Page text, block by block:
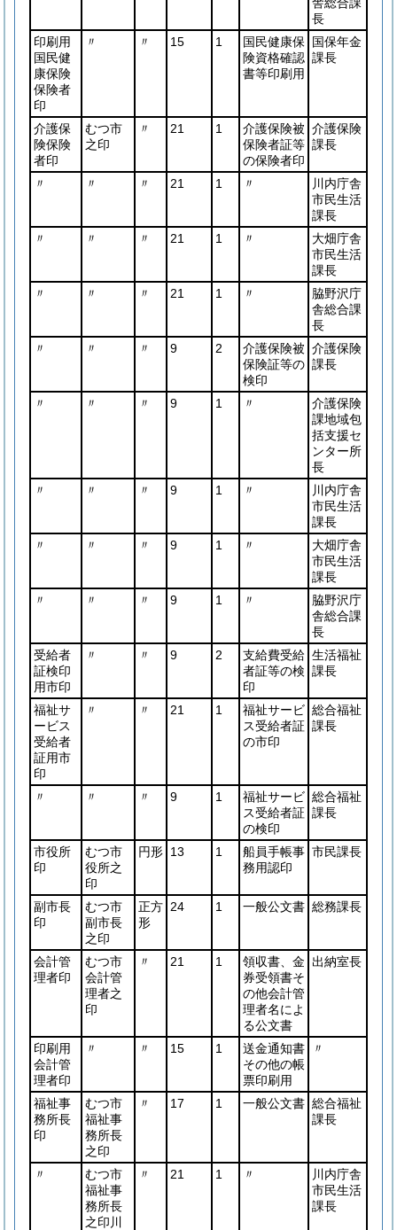
長
印刷用
国民健
康保険
保険者
印
〃 〃 15 1
国民健康保
険資格確認
書等印刷用
国保年金
課長
介護保
険保険
者印
むつ市
之印
〃 21 1
介護保険被
保険者証等
の保険者印
介護保険
課長
〃 〃 〃 21 1 〃
川内庁舎
市民生活
課長
〃
〃 〃 21 1 〃
大畑庁舎
市民生活
課長
〃
〃 〃 21 1 〃
脇野沢庁
舎総合課
長
〃
〃 〃 9 2
介護保険被
保険証等の
検印
介護保険
課長
〃 〃 〃 9 1 〃
介護保険
課地域包
括支援セ
ンター所
長
〃
〃 〃 9 1 〃
川内庁舎
市民生活
課長
〃
〃 〃 9 1 〃
大畑庁舎
市民生活
課長
〃
〃 〃 9 1 〃
脇野沢庁
舎総合課
長
受給者
証検印
用市印
〃 〃 9 2
支給費受給
者証等の検
印
生活福祉
課長
福祉サ
ービス
受給者
証用市
印
〃 〃 21 1
福祉サービ
ス受給者証
の市印
総合福祉
課長
〃 〃 〃 9 1
福祉サービ
ス受給者証
の検印
総合福祉
課長
市役所
印
むつ市
役所之
印
円形 13 1
船員手帳事
務用認印
市民課長
副市長
印
むつ市
副市長
之印
正方
形
24 1 一般公文書 総務課長
会計管
理者印
むつ市
会計管
理者之
印
〃 21 1
領収書、金
券受領書そ
の他会計管
理者名によ
る公文書
出納室長
印刷用
会計管
理者印
〃 〃 15 1
送金通知書
その他の帳
票印刷用
〃
福祉事
務所長
印
むつ市
福祉事
務所長
之印
〃 17 1 一般公文書 総合福祉
課長
〃
むつ市
福祉事
務所長
之印川
〃 21 1 〃
川内庁舎
市民生活
課長